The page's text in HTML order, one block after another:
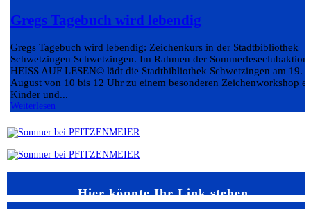
Gregs Tagebuch wird lebendig
Gregs Tagebuch wird lebendig: Zeichenkurs in der Stadtbibliothek
Schwetzingen Schwetzingen. Im Rahmen der Sommerleseclubaktion
HEISS AUF LESEN© lädt die Stadtbibliothek Schwetzingen am 19.
August von 10 bis 12 Uhr zu einem besonderen Zeichenworkshop
Kinder und...
Weiterlesen
Hier könnte Ihr Link stehen